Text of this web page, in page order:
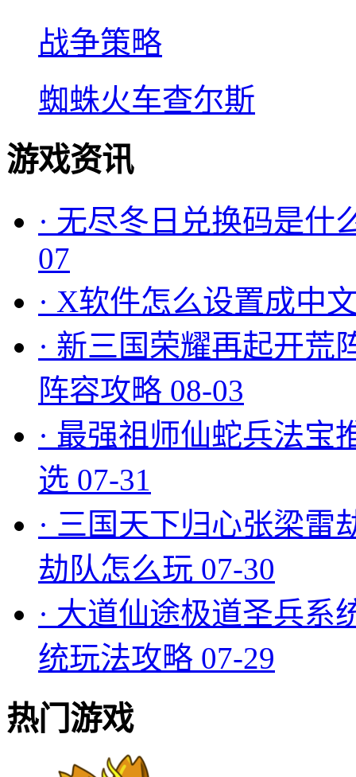
战争策略
蜘蛛火车查尔斯
游戏资讯
· 无尽冬日兑换码是什
07
· X软件怎么设置成中
· 新三国荣耀再起开荒
阵容攻略 08-03
· 最强祖师仙蛇兵法宝
选 07-31
· 三国天下归心张梁雷
劫队怎么玩 07-30
· 大道仙途极道圣兵系
统玩法攻略 07-29
热门游戏